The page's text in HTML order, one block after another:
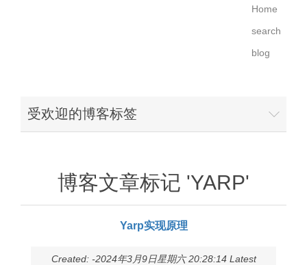
Home
search
blog
受欢迎的博客标签
博客文章标记 'YARP'
Yarp实现原理
Created: -2024年3月9日星期六 20:28:14 Latest